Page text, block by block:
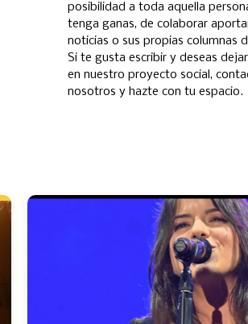
posibilidad a toda aquella
tenga ganas, de colaborar
noticias o sus propias columnas
Si te gusta escribir y deseas
en nuestro proyecto social,
nosotros y hazte con tu espacio.